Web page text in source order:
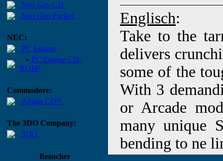
Neo Geo CD
Neo Geo Pocket
NEC:
PC Engine
» PC Engine CD-
ROM²
Commodore:
Amiga CD³²
The 3DO Company:
3DO
Besucher
Englisch:
Take to the
delivers
some of the
With 3
or Arcade
many unique
bending to ne